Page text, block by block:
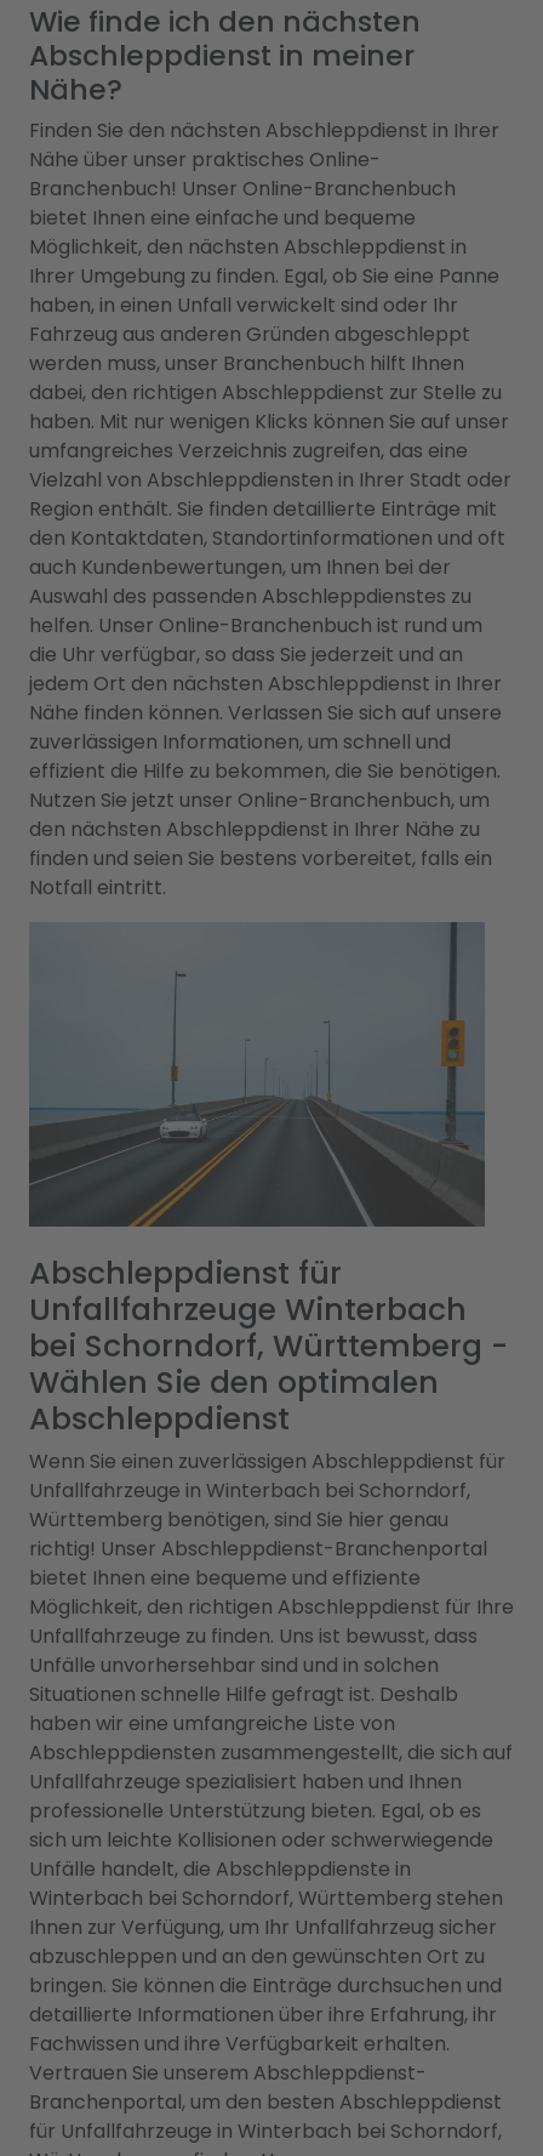
Wie finde ich den nächsten
Abschleppdienst in meiner
Nähe?
Finden Sie den nächsten Abschleppdienst in Ihrer
Nähe über unser praktisches Online-
Branchenbuch! Unser Online-Branchenbuch
bietet Ihnen eine einfache und bequeme
Möglichkeit, den nächsten Abschleppdienst in
Ihrer Umgebung zu finden. Egal, ob Sie eine Panne
haben, in einen Unfall verwickelt sind oder Ihr
Fahrzeug aus anderen Gründen abgeschleppt
werden muss, unser Branchenbuch hilft Ihnen
dabei, den richtigen Abschleppdienst zur Stelle zu
haben. Mit nur wenigen Klicks können Sie auf unser
umfangreiches Verzeichnis zugreifen, das eine
Vielzahl von Abschleppdiensten in Ihrer Stadt oder
Region enthält. Sie finden detaillierte Einträge mit
den Kontaktdaten, Standortinformationen und oft
auch Kundenbewertungen, um Ihnen bei der
Auswahl des passenden Abschleppdienstes zu
helfen. Unser Online-Branchenbuch ist rund um
die Uhr verfügbar, so dass Sie jederzeit und an
jedem Ort den nächsten Abschleppdienst in Ihrer
Nähe finden können. Verlassen Sie sich auf unsere
zuverlässigen Informationen, um schnell und
effizient die Hilfe zu bekommen, die Sie benötigen.
Nutzen Sie jetzt unser Online-Branchenbuch, um
den nächsten Abschleppdienst in Ihrer Nähe zu
finden und seien Sie bestens vorbereitet, falls ein
Notfall eintritt.
Abschleppdienst für
Unfallfahrzeuge Winterbach
bei Schorndorf, Württemberg -
Wählen Sie den optimalen
Abschleppdienst
Wenn Sie einen zuverlässigen Abschleppdienst für
Unfallfahrzeuge in Winterbach bei Schorndorf,
Württemberg benötigen, sind Sie hier genau
richtig! Unser Abschleppdienst-Branchenportal
bietet Ihnen eine bequeme und effiziente
Möglichkeit, den richtigen Abschleppdienst für Ihre
Unfallfahrzeuge zu finden. Uns ist bewusst, dass
Unfälle unvorhersehbar sind und in solchen
Situationen schnelle Hilfe gefragt ist. Deshalb
haben wir eine umfangreiche Liste von
Abschleppdiensten zusammengestellt, die sich auf
Unfallfahrzeuge spezialisiert haben und Ihnen
professionelle Unterstützung bieten. Egal, ob es
sich um leichte Kollisionen oder schwerwiegende
Unfälle handelt, die Abschleppdienste in
Winterbach bei Schorndorf, Württemberg stehen
Ihnen zur Verfügung, um Ihr Unfallfahrzeug sicher
abzuschleppen und an den gewünschten Ort zu
bringen. Sie können die Einträge durchsuchen und
detaillierte Informationen über ihre Erfahrung, ihr
Fachwissen und ihre Verfügbarkeit erhalten.
Vertrauen Sie unserem Abschleppdienst-
Branchenportal, um den besten Abschleppdienst
für Unfallfahrzeuge in Winterbach bei Schorndorf,